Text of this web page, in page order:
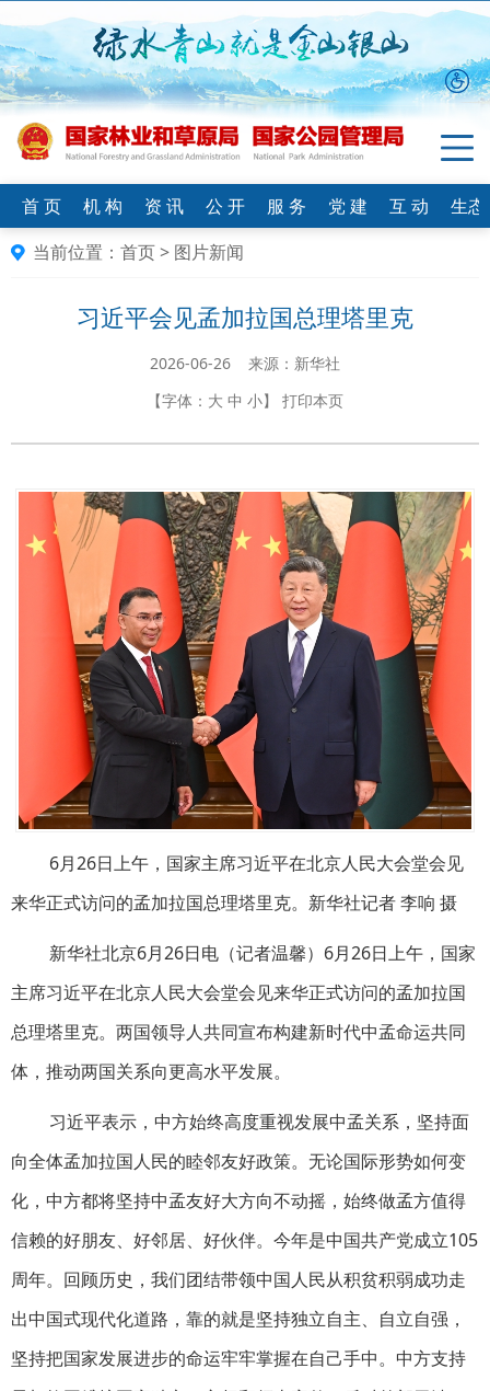
首 页 机 构 资 讯 公 开 服 务 党 建 互 动
生
当前位置： 首页> 图片新闻
习近平会见孟加拉国总理塔里克
2026-06-26 来源：新华社
【字体： 大 中 小】 打印本页
6月26日上午，国家主席习近平在北京人民大会堂会见
来华正式访问的孟加拉国总理塔里克。新华社记者 李响 摄
新华社北京6月26日电（记者温馨）6月26日上午，国家
主席习近平在北京人民大会堂会见来华正式访问的孟加拉国
总理塔里克。两国领导人共同宣布构建新时代中孟命运共同
体，推动两国关系向更高水平发展。
习近平表示，中方始终高度重视发展中孟关系，坚持面
向全体孟加拉国人民的睦邻友好政策。无论国际形势如何变
化，中方都将坚持中孟友好大方向不动摇，始终做孟方值得
信赖的好朋友、好邻居、好伙伴。今年是中国共产党成立105
周年。回顾历史，我们团结带领中国人民从积贫积弱成功走
出中国式现代化道路，靠的就是坚持独立自主、自立自强，
坚持把国家发展进步的命运牢牢掌握在自己手中。中方支持